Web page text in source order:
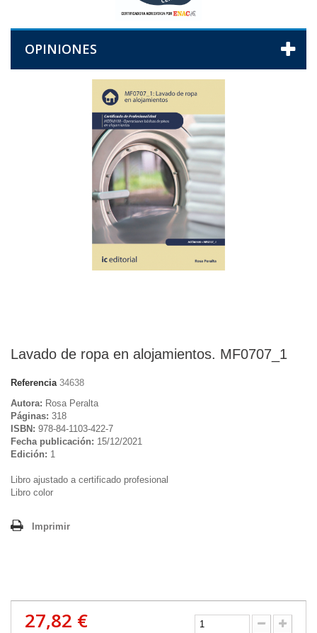
OPINIONES
Lavado de ropa en alojamientos. MF0707_1
Referencia 34638
Autora: Rosa Peralta
Páginas: 318
ISBN: 978-84-1103-422-7
Fecha publicación: 15/12/2021
Edición: 1
Libro ajustado a certificado profesional
Libro color
Imprimir
27,82 €